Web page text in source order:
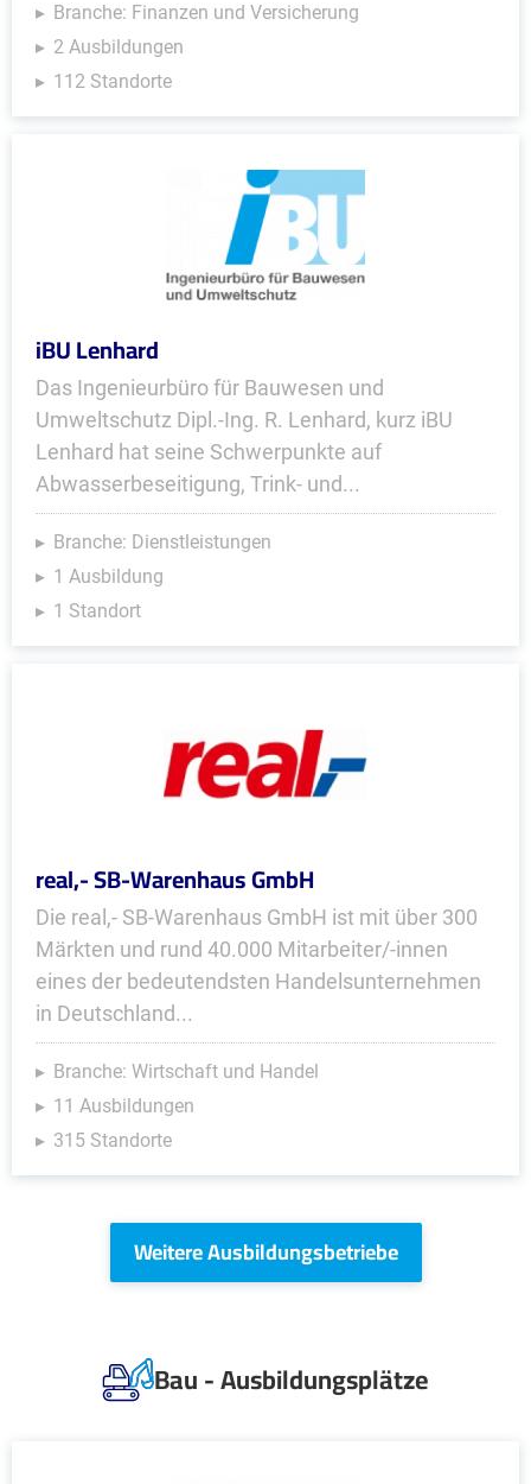
Branche: Finanzen und Versicherung
2 Ausbildungen
112 Standorte
iBU Lenhard
Das Ingenieurbüro für Bauwesen und
Umweltschutz Dipl.-Ing. R. Lenhard, kurz iBU
Lenhard hat seine Schwerpunkte auf
Abwasserbeseitigung, Trink- und...
Branche: Dienstleistungen
1 Ausbildung
1 Standort
real,- SB-Warenhaus GmbH
Die real,- SB-Warenhaus GmbH ist mit über 300
Märkten und rund 40.000 Mitarbeiter/-innen
eines der bedeutendsten Handelsunternehmen
in Deutschland...
Branche: Wirtschaft und Handel
11 Ausbildungen
315 Standorte
Weitere Ausbildungsbetriebe
Bau - Ausbildungsplätze